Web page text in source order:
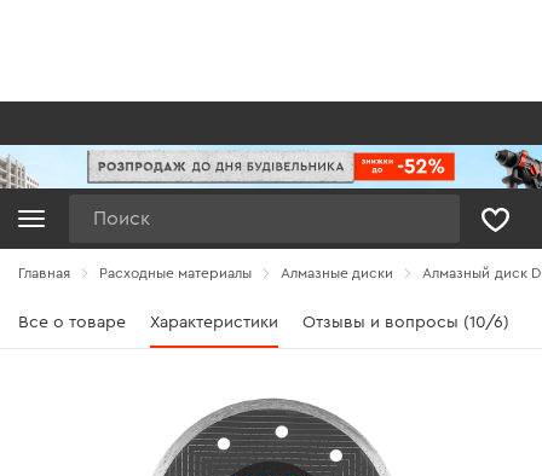
Главная Расходные материалы Алмазные диски Алмазный диск
Все о товаре Характеристики Отзывы и вопросы (10/6)